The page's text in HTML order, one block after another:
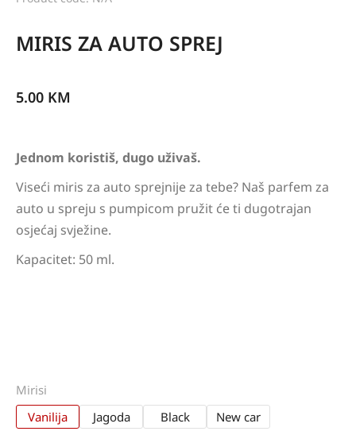
MIRIS ZA AUTO SPREJ
5.00 KM
Jednom koristiš, dugo uživaš.
Viseći miris za auto sprejnije za tebe? Naš parfem za
auto u spreju s pumpicom pružit će ti dugotrajan
osjećaj svježine.
Kapacitet: 50 ml.
Mirisi
Vanilija
Jagoda Black New car